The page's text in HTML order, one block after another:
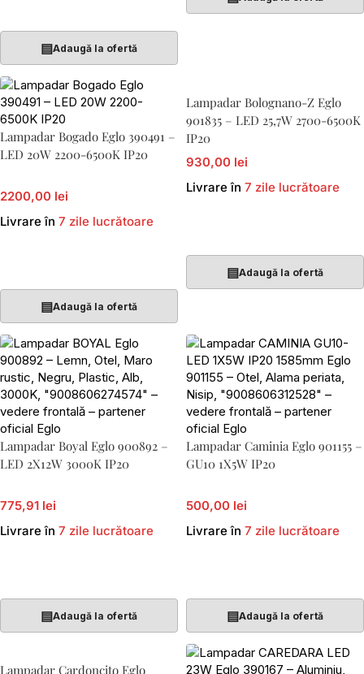
▤Adaugă la ofertă
Lampadar Bogado Eglo 390491 –
LED 20W 2200-6500K IP20
2200,00 lei
Livrare în 7 zile lucrătoare
▤Adaugă la ofertă
Lampadar Bolognano-Z Eglo
901835 – LED 25,7W 2700-6500K
IP20
930,00 lei
Livrare în 7 zile lucrătoare
▤Adaugă la ofertă
Lampadar Boyal Eglo 900892 –
LED 2X12W 3000K IP20
775,91 lei
Livrare în 7 zile lucrătoare
▤Adaugă la ofertă
Lampadar Caminia Eglo 901155 –
GU10 1X5W IP20
500,00 lei
Livrare în 7 zile lucrătoare
▤Adaugă la ofertă
Lampadar Cardoncito Eglo